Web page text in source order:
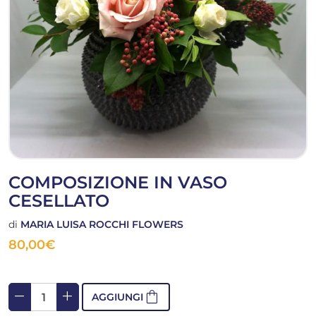
COMPOSIZIONE IN VASO
CESELLATO
di MARIA LUISA ROCCHI FLOWERS
80,00€
remove add AGGIUNGI shopping_bag